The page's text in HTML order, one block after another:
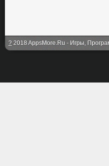
? 2018 AppsMore.Ru - Игры,